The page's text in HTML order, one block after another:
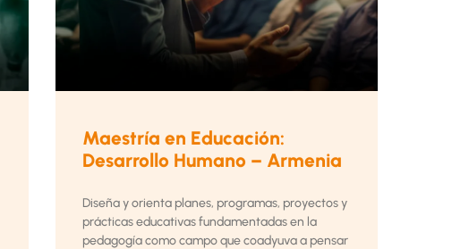
Maestría en Educación:
Desarrollo Humano – Armenia
Diseña y orienta planes, programas, proyectos y
prácticas educativas fundamentadas en la
pedagogía como campo que coadyuva a pensar